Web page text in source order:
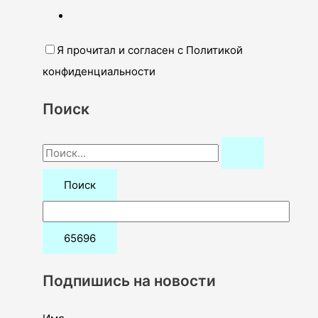
Я прочитал и согласен с Политикой
конфиденциальности
Поиск
П
о
:
Подпишись на новости